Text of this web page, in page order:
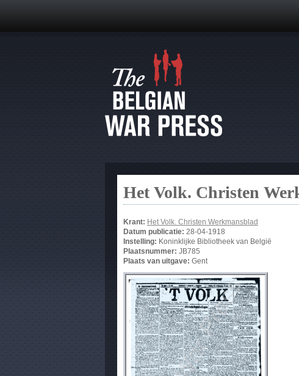
Het Volk. Christen
Krant: Het Volk. Christen Werkmansblad
Datum publicatie: 28-04-1918
Instelling: Koninklijke Bibliotheek van België
Plaatsnummer: JB785
Plaats van uitgave: Gent